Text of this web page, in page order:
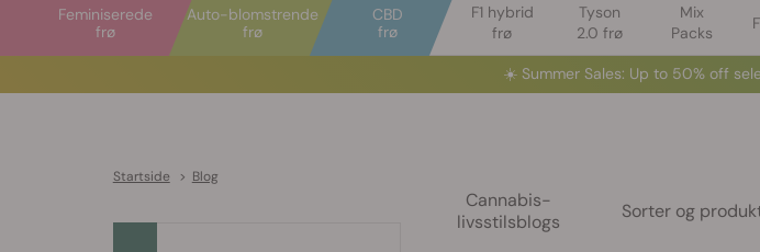
Auto-blomstrende
frø
Feminiserede
frø
CBD
frø
F1 hybrid
frø
Tyson
2.0 frø
Mix
Packs
☀️ Summer Sales: Up to 50% off
Startside > Blog
Cannabis-
livsstilsblogs
Sorter og